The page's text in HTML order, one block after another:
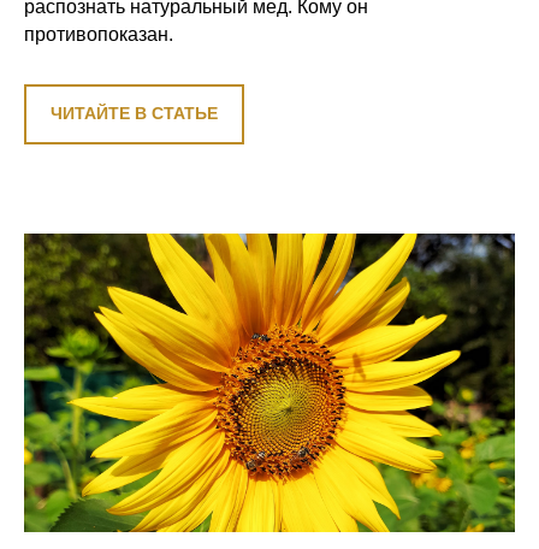
распознать натуральный мед. Кому он
противопоказан.
ЧИТАЙТЕ В СТАТЬЕ